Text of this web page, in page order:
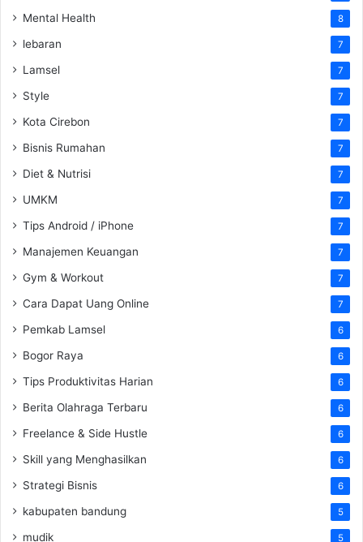
Mental Health 8
lebaran 7
Lamsel 7
Style 7
Kota Cirebon 7
Bisnis Rumahan 7
Diet & Nutrisi 7
UMKM 7
Tips Android / iPhone 7
Manajemen Keuangan 7
Gym & Workout 7
Cara Dapat Uang Online 7
Pemkab Lamsel 6
Bogor Raya 6
Tips Produktivitas Harian 6
Berita Olahraga Terbaru 6
Freelance & Side Hustle 6
Skill yang Menghasilkan 6
Strategi Bisnis 6
kabupaten bandung 5
mudik 5